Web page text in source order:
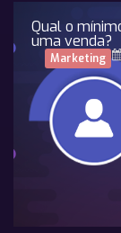
Qual o
uma venda?
Marketing